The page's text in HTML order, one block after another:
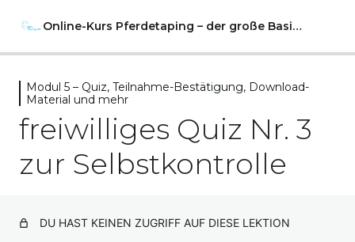
Online-Kurs Pferdetaping – der große Basiskurs
Vorwort
Modul 1
10 Lektionen, 1 Test
Modul 2
Modul 5 – Quiz, Teilnahme-Bestätigung, Download-
Material und mehr
freiwilliges Quiz Nr. 3
zur Selbstkontrolle
DU HAST KEINEN ZUGRIFF AUF DIESE LEKTION